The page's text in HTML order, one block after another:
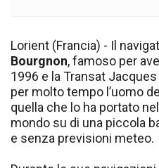
Lorient (Francia) - Il
Bourgnon, famoso per
1996 e la Transat Jacques
per molto tempo l’uomo
quella che lo ha portato
mondo su di una piccola
e senza previsioni meteo.